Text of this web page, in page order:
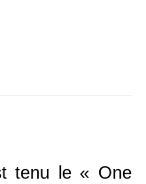
tenu le « One